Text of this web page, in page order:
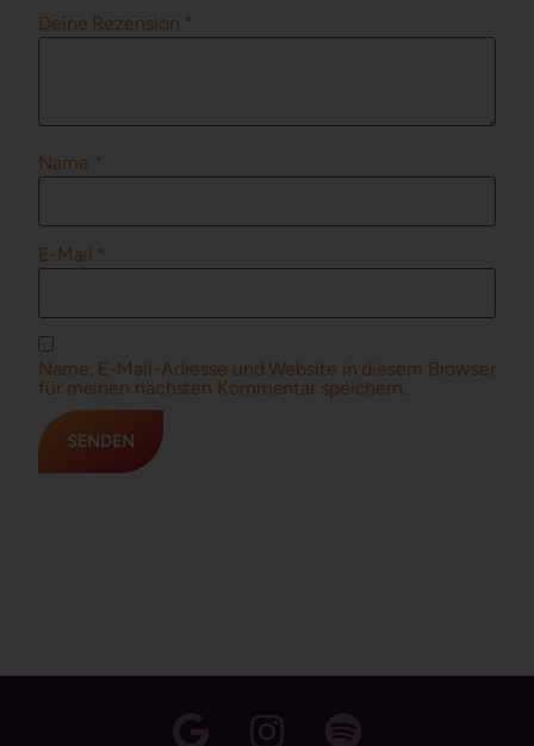
Deine Rezension *
Name *
E-Mail *
Name, E-Mail-Adresse und Website in diesem Browser
für meinen nächsten Kommentar speichern.